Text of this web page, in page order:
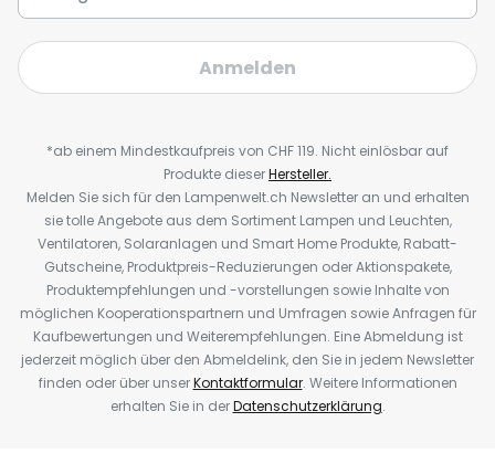
Anmelden
*ab einem Mindestkaufpreis von CHF 119. Nicht einlösbar auf
Produkte dieserHersteller.
Melden Sie sich für den Lampenwelt.ch Newsletter an und erhalten
sie tolle Angebote aus dem Sortiment Lampen und Leuchten,
Ventilatoren, Solaranlagen und Smart Home Produkte, Rabatt-
Gutscheine, Produktpreis-Reduzierungen oder Aktionspakete,
Produktempfehlungen und -vorstellungen sowie Inhalte von
möglichen Kooperationspartnern und Umfragen sowie Anfragen für
Kaufbewertungen und Weiterempfehlungen. Eine Abmeldung ist
jederzeit möglich über den Abmeldelink, den Sie in jedem Newsletter
finden oder über unserKontaktformular. Weitere Informationen
erhalten Sie in derDatenschutzerklärung.